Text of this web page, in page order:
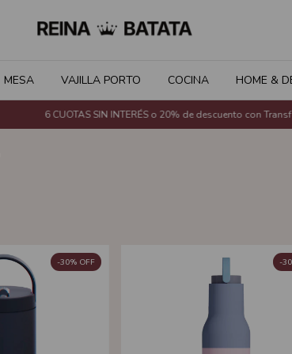
MESA VAJILLA PORTO COCINA HOME &
6 CUOTAS SIN INTERÉS o 20% de descuento con Transferencia
-30% OFF -30